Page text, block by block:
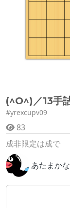
(^O^)／13手
#yrexcupv09
83
成非限定は成で
あたまかな